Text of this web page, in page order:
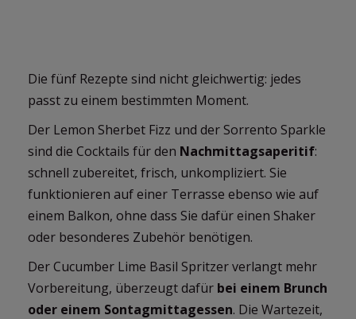
Die fünf Rezepte sind nicht gleichwertig: jedes
passt zu einem bestimmten Moment.
Der Lemon Sherbet Fizz und der Sorrento Sparkle
sind die Cocktails für den Nachmittagsaperitif:
schnell zubereitet, frisch, unkompliziert. Sie
funktionieren auf einer Terrasse ebenso wie auf
einem Balkon, ohne dass Sie dafür einen Shaker
oder besonderes Zubehör benötigen.
Der Cucumber Lime Basil Spritzer verlangt mehr
Vorbereitung, überzeugt dafür bei einem Brunch
oder einem Sontagmittagessen. Die Wartezeit,